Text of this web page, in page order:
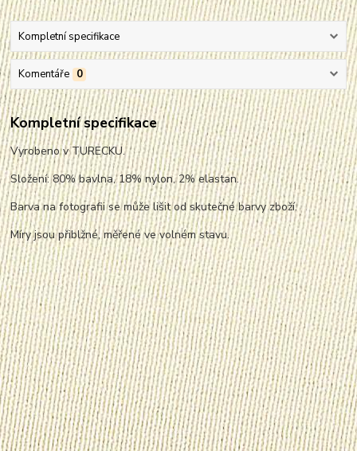
Kompletní specifikace
Komentáře 0
Kompletní specifikace
Vyrobeno v TURECKU.
Složení: 80% bavlna, 18% nylon, 2% elastan.
Barva na fotografii se může lišit od skutečné barvy zboží.
Míry jsou přiblžné, měřené ve volném stavu.